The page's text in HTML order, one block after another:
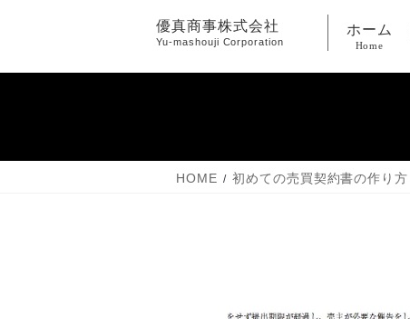
ン
キ
ー
に
優真商事株式会社
Yu-mashouji Corporation
ホーム
Home
HOME 初めての売買契約書の作り方